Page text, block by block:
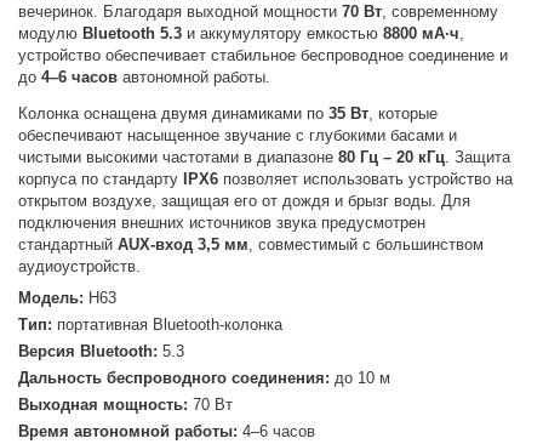
вечеринок. Благодаря выходной мощности70 Вт, современному
модулю Bluetooth 5.3 и аккумулятору емкостью8800 мА·ч,
устройство обеспечивает стабильное беспроводное соединение и
до4–6 часов автономной работы.
Колонка оснащена двумя динамиками по35 Вт, которые
обеспечивают насыщенное звучание с глубокими басами и
чистыми высокими частотами в диапазоне80 Гц – 20 кГц. Защита
корпуса по стандарту
IPX6 позволяет использовать устройство на
открытом воздухе, защищая его от дождя и брызг воды. Для
подключения внешних источников звука предусмотрен
стандартныйAUX-вход 3,5 мм, совместимый с большинством
аудиоустройств.
Модель: H63
Тип: портативная Bluetooth-колонка
Версия Bluetooth: 5.3
Дальность беспроводного соединения: до 10 м
Выходная мощность: 70 Вт
Время автономной работы: 4–6 часов